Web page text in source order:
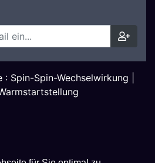
: Spin-Spin-Wechselwirkung